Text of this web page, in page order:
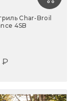
Char-Broil
4SB
₽